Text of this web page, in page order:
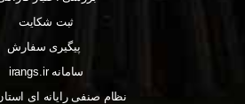
ثبت شکایت
پیگیری سفارش
سامانه irangs.ir
نظام صنفی رایانه ای